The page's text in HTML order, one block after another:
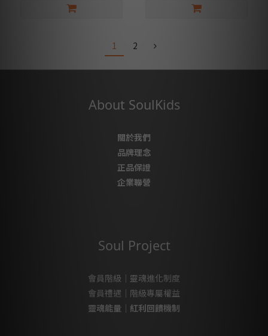
1 2
About SoulKids
關於我們
品牌理念
正品保證
企業聯營
Soul Project
會員階級｜靈魂進化制度
會員禮遇｜階級專屬權益
靈魂能量｜紅利回饋機制